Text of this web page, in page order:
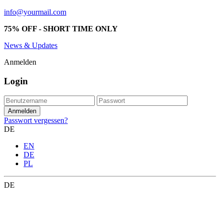
info@yourmail.com
75% OFF - SHORT TIME ONLY
News & Updates
Anmelden
Login
Passwort vergessen?
DE
EN
DE
PL
DE